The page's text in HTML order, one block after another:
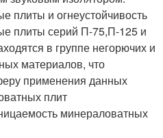
плиты и огнеустойчивость
плиты серий П-75,П-125 и
в группе негорючих и
материалов, что
применения данных
плит
минераловатных